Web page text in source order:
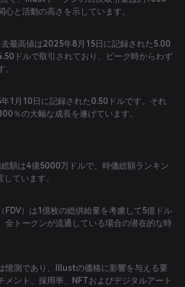
心と活動の高さを示しています。
去最高値は2025年8月15日に記録された5.00
ドルで取引されており、ピーク時からわず
1月10日に記録された0.50ドルです。それ
％の大幅な成長を遂げています。
額は4億5000万ドルで、時価総額ランキン
ています。
FDV）は1億枚の総供給量を考慮して5億ドル
全トークンが流通している場合の潜在的な時
憶測であり、Illustの価格に影響を与える要
メント、採用率、NFTおよびデジタルアート